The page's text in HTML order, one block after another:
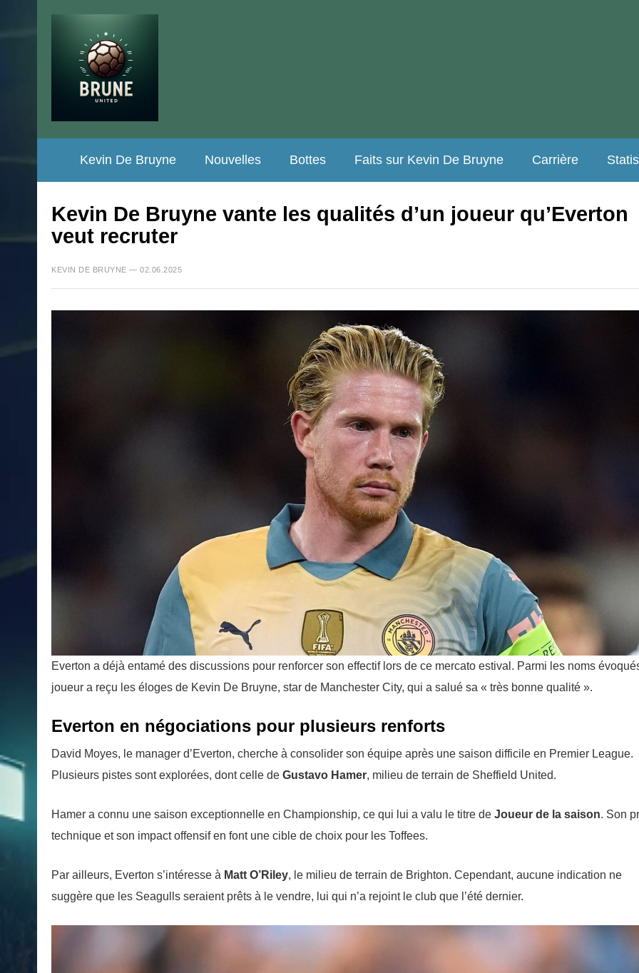
Kevin De Bruyne Nouvelles Bottes Faits sur Kevin De Bruyne Carrière
Kevin De Bruyne vante les qualités d’un joueur qu’Everton
veut recruter
KEVIN DE BRUYNE — 02.06.2025
Everton a déjà entamé des discussions pour renforcer son effectif lors de ce mercato estival. Parmi les noms
joueur a reçu les éloges de Kevin De Bruyne, star de Manchester City, qui a salué sa « très bonne qualité ».
Everton en négociations pour plusieurs renforts
David Moyes, le manager d’Everton, cherche à consolider son équipe après une saison difficile en Premier League.
Plusieurs pistes sont explorées, dont celle de Gustavo Hamer, milieu de terrain de Sheffield United.
Hamer a connu une saison exceptionnelle en Championship, ce qui lui a valu le titre de Joueur de la saison. Son
technique et son impact offensif en font une cible de choix pour les Toffees.
Par ailleurs, Everton s’intéresse à Matt O’Riley, le milieu de terrain de Brighton. Cependant, aucune indication ne
suggère que les Seagulls seraient prêts à le vendre, lui qui n’a rejoint le club que l’été dernier.